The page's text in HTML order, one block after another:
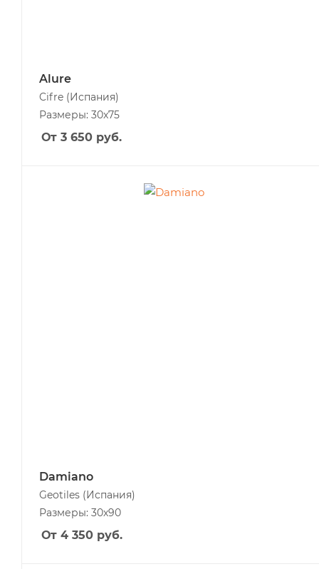
Alure
Cifre (Испания)
Размеры: 30x75
От 3 650 руб.
Damiano
Geotiles (Испания)
Размеры: 30х90
От 4 350 руб.